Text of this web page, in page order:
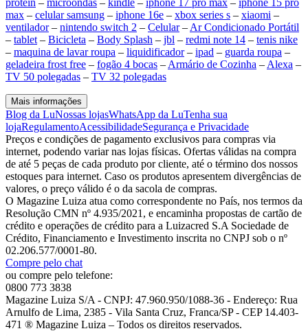
protein – microondas – kindle – iphone 17 pro max – iphone 15 pro
max – celular samsung – iphone 16e – xbox series s – xiaomi –
ventilador– nintendo switch 2 – Celular– Ar Condicionado Portátil
– tablet – Bicicleta – Body Splash – jbl – redmi note 14 – tenis nike
– maquina de lavar roupa – liquidificador– ipad – guarda roupa –
geladeira frost free – fogão 4 bocas – Armário de Cozinha – Alexa –
TV 50 polegadas – TV 32 polegadas
Mais informações
Blog da LuNossas lojasWhatsApp da LuTenha sua
lojaRegulamentoAcessibilidadeSegurança e Privacidade
Preços e condições de pagamento exclusivos para compras via
internet, podendo variar nas lojas físicas. Ofertas válidas na compra
de até 5 peças de cada produto por cliente, até o término dos nossos
estoques para internet. Caso os produtos apresentem divergências de
valores, o preço válido é o da sacola de compras.
O Magazine Luiza atua como correspondente no País, nos termos da
Resolução CMN nº 4.935/2021, e encaminha propostas de cartão de
crédito e operações de crédito para a Luizacred S.A Sociedade de
Crédito, Financiamento e Investimento inscrita no CNPJ sob o nº
02.206.577/0001-80.
Compre pelo chat
ou compre pelo telefone:
0800 773 3838
Magazine Luiza S/A - CNPJ: 47.960.950/1088-36 - Endereço: Rua
Arnulfo de Lima, 2385 - Vila Santa Cruz, Franca/SP - CEP 14.403-
471 ® Magazine Luiza – Todos os direitos reservados.